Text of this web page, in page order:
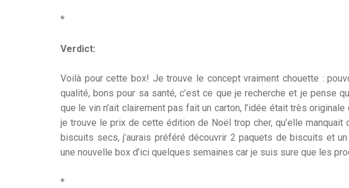
*
Verdict:
Voilà pour cette box! Je trouve le concept vraiment chouette :
qualité, bons pour sa santé, c’est ce que je recherche et je pense
que le vin n’ait clairement pas fait un carton, l’idée était très
je trouve le prix de cette édition de Noël trop cher, qu’elle
biscuits secs, j’aurais préféré découvrir 2 paquets de biscuits et
une nouvelle box d’ici quelques semaines car je suis sure que les
*